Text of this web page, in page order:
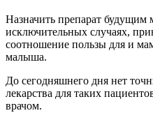
Назначить препарат будущим
исключительных случаях,
соотношение пользы для и
малыша.
До сегодняшнего дня нет
лекарства для таких
врачом.